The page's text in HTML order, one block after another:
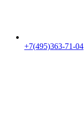
+7(495)363-71-04